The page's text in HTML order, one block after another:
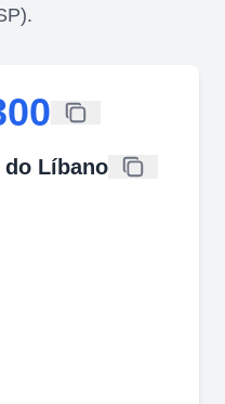
).
do Líbano